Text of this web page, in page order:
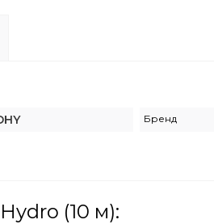
Бренд
(10 м):